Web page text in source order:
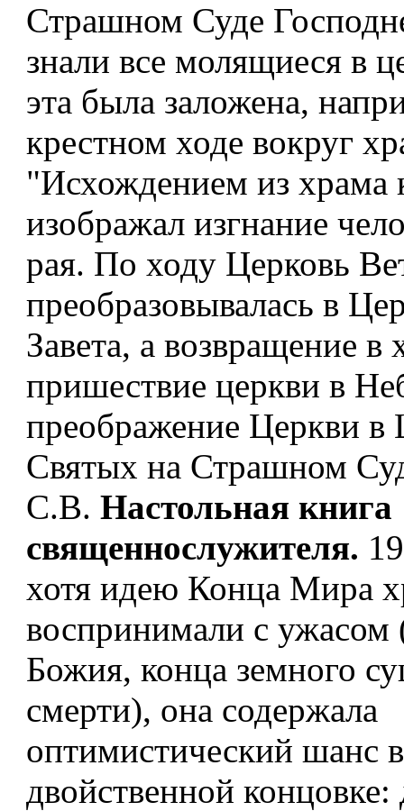
Страшном Суде
знали все молящиеся в
эта была заложена,
крестном ходе вокруг
"Исхождением из храма
изображал изгнание
рая. По ходу Церковь
преобразовывалась в
Завета, а возвращение в
пришествие церкви в
преображение Церкви в
Святых на Страшном
С.В. Настольная книга
священнослужителя.
хотя идею Конца Мира
воспринимали с ужасом
Божия, конца земного
смерти), она содержала
оптимистический шанс в
двойственной концовке: